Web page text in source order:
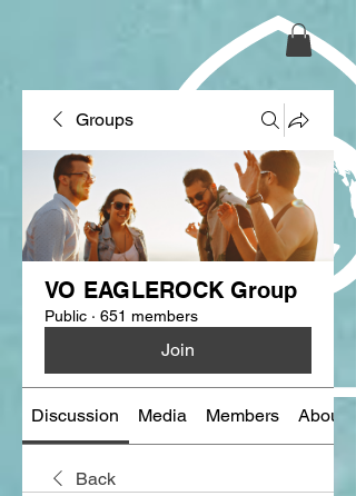
Groups
VO EAGLEROCK Group
Public · 651 members
Join
Discussion Media Members About
Back